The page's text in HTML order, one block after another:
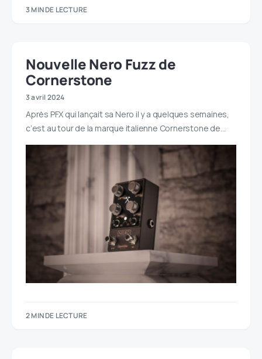
3 MIN DE LECTURE
Nouvelle Nero Fuzz de
Cornerstone
3 avril 2024
Après PFX qui lançait sa Nero il y a quelques semaines,
c’est au tour de la marque italienne Cornerstone de…
2 MIN DE LECTURE